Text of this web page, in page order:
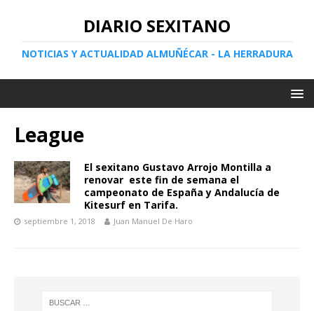
DIARIO SEXITANO
NOTICIAS Y ACTUALIDAD ALMUÑÉCAR - LA HERRADURA
League
El sexitano Gustavo Arrojo Montilla a
renovar este fin de semana el
campeonato de España y Andalucía de
Kitesurf en Tarifa.
septiembre 1, 2018 Juan Manuel De Haro